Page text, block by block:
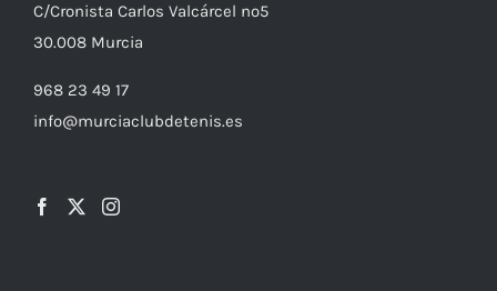
C/Cronista Carlos Valcárcel nº5
30.008 Murcia
968 23 49 17
info@murciaclubdetenis.es